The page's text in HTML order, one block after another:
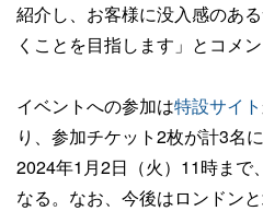
紹介し、お客様に没入感のあ
くことを目指します」とコメン
イベントへの参加は特設サイト
り、参加チケット2枚が計3名
2024年1月2日（火）11時まで
なる。なお、今後はロンドン